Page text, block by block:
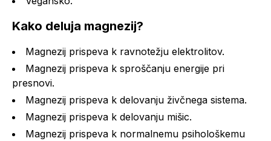
Kako deluja magnezij?
Magnezij prispeva k ravnotežju elektrolitov.
Magnezij prispeva k sproščanju energije pri
presnovi.
Magnezij prispeva k delovanju živčnega sistema.
Magnezij prispeva k delovanju mišic.
Magnezij prispeva k normalnemu psihološkemu